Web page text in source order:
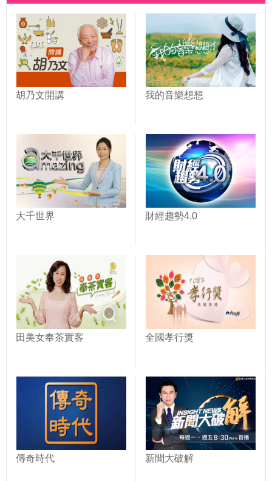
胡乃文開講 我的音樂想想
大千世界 財經趨勢4.0
田美女奉茶實客 全國孝行獎
傳奇時代 新聞大破解